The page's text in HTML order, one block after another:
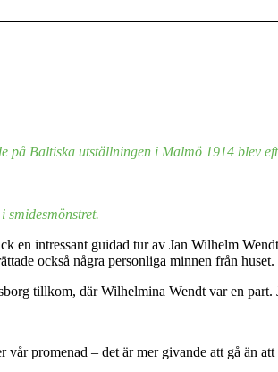
på Baltiska utställningen i Malmö 1914 blev
en intressant guidad tur av Jan Wilhelm
också några personliga minnen från huset.
tillkom, där Wilhelmina Wendt var en part.
promenad – det är mer givande att gå än